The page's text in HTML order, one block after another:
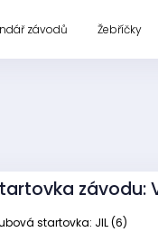
závodů Žebříčky
závodu:
startovka: JIL (6)